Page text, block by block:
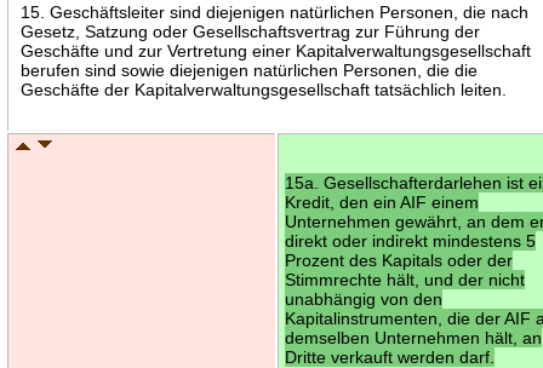
15. Geschäftsleiter sind diejenigen natürlichen Personen, die nach
Gesetz, Satzung oder Gesellschaftsvertrag zur Führung der
Geschäfte und zur Vertretung einer Kapitalverwaltungsgesellschaft
berufen sind sowie diejenigen natürlichen Personen, die die
Geschäfte der Kapitalverwaltungsgesellschaft tatsächlich leiten.
15a. Gesellschafterdarlehen ist
Kredit, den ein AIF einem
Unternehmen gewährt, an dem
direkt oder indirekt mindestens 5
Prozent des Kapitals oder der
Stimmrechte hält, und der nicht
unabhängig von den
Kapitalinstrumenten, die der AIF
demselben Unternehmen hält, an
Dritte verkauft werden darf.